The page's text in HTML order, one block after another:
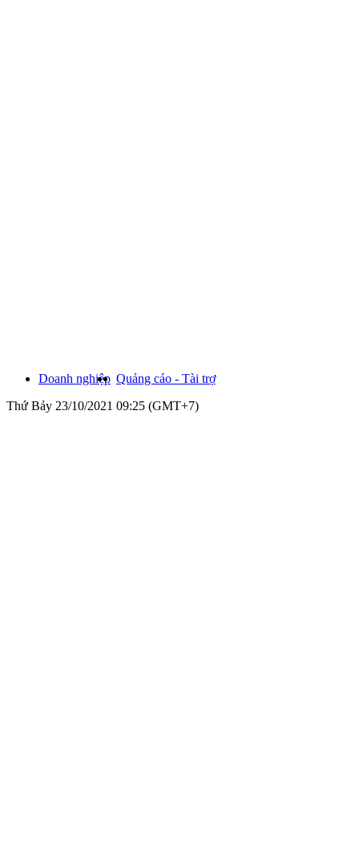
Doanh nghiệp Quảng cáo - Tài trợ
Thứ Bảy 23/10/2021 09:25 (GMT+7)